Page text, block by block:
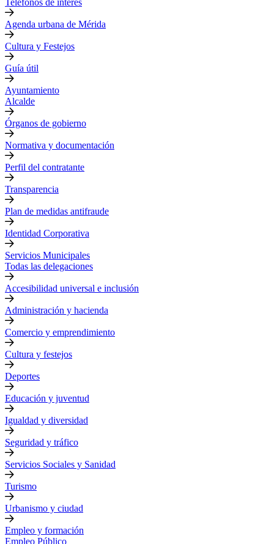
Teléfonos de interés
Agenda urbana de Mérida
Cultura y Festejos
Guía útil
Ayuntamiento
Alcalde
Órganos de gobierno
Normativa y documentación
Perfil del contratante
Transparencia
Plan de medidas antifraude
Identidad Corporativa
Servicios Municipales
Todas las delegaciones
Accesibilidad universal e inclusión
Administración y hacienda
Comercio y emprendimiento
Cultura y festejos
Deportes
Educación y juventud
Igualdad y diversidad
Seguridad y tráfico
Servicios Sociales y Sanidad
Turismo
Urbanismo y ciudad
Empleo y formación
Empleo Público